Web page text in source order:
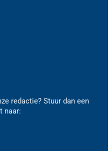
redactie? Stuur dan een
naar: